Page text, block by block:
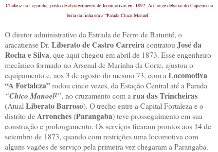
Chafariz na Lagoinha, posto de abastecimento de locomotivas em 1892. Ao longe debaixo do Cajueiro na
beira da linha era a “Parada Chico Manuel”.
O diretor administrativo da Estrada de Ferro de Baturité, o
aracatiense Dr. Liberato de Castro Carreira contratou José da
Rocha e Silva, que aqui chegou em abril de 1873. Esse engenheiro
mecânico formado no Arsenal de Marinha da Corte, ajustou o
equipamento e, aos 3 de agosto do mesmo 73, com a Locomotiva
“A Fortaleza”rodou cinco vezes, da Estação Central até a Parada
“Chico Manoel¹”, no cruzamento com a rua das Trincheiras
(Atual Liberato Barroso). O trecho entre a Capital Fortaleza e o
distrito de Arronches(Parangaba) teve prosseguimento em sua
construção e prolongamento. Os serviços ficaram prontos aos 14 de
setembro de 1873, quando com restrições uma locomotiva com
alguns vagões de serviço pela primeira vez chegaram a Parangaba.